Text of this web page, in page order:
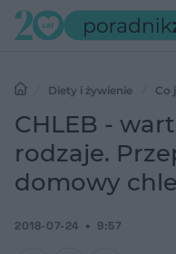
Diety i żywienie Co
rodzaje. Przepisy na zdrowy
CHLEB -
rodzaje.
domowy
2018-07-24 9:57